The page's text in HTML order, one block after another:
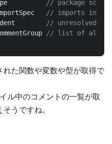
// package
// imports in
// unresolved
// list of all
れた関数や変数や型が取得で
ル中のコメントの一覧が取
うですね。